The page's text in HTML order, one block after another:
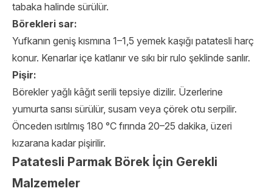
tabaka halinde sürülür.
Börekleri sar:
Yufkanın geniş kısmına 1–1,5 yemek kaşığı patatesli harç
konur. Kenarlar içe katlanır ve sıkı bir rulo şeklinde sarılır.
Pişir:
Börekler yağlı kâğıt serili tepsiye dizilir. Üzerlerine
yumurta sarısı sürülür, susam veya çörek otu serpilir.
Önceden ısıtılmış 180 °C fırında 20–25 dakika, üzeri
kızarana kadar pişirilir.
Patatesli Parmak Börek İçin Gerekli
Malzemeler